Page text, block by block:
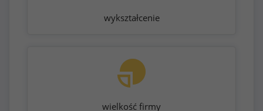
wykształcenie
wielkość firmy